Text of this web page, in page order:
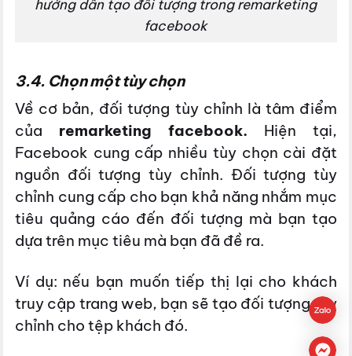
hướng dẫn tạo đối tượng trong remarketing
facebook
3.4. Chọn một tùy chọn
Về cơ bản, đối tượng tùy chỉnh là tâm điểm
của remarketing facebook. Hiện tại,
Facebook cung cấp nhiều tùy chọn cài đặt
nguồn đối tượng tùy chỉnh. Đối tượng tùy
chỉnh cung cấp cho bạn khả năng nhắm mục
tiêu quảng cáo đến đối tượng mà bạn tạo
dựa trên mục tiêu mà bạn đã đề ra.
Ví dụ: nếu bạn muốn tiếp thị lại cho khách
truy cập trang web, bạn sẽ tạo đối tượng tùy
chỉnh cho tệp khách đó.